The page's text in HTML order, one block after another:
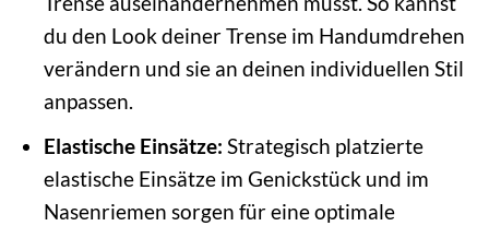
du den Look deiner Trense im Handumdrehen
verändern und sie an deinen individuellen Stil
anpassen.
Elastische Einsätze: Strategisch platzierte
elastische Einsätze im Genickstück und im
Nasenriemen sorgen für eine optimale